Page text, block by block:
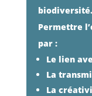
biodiversité.
Permettre
par :
Le lien
La
La